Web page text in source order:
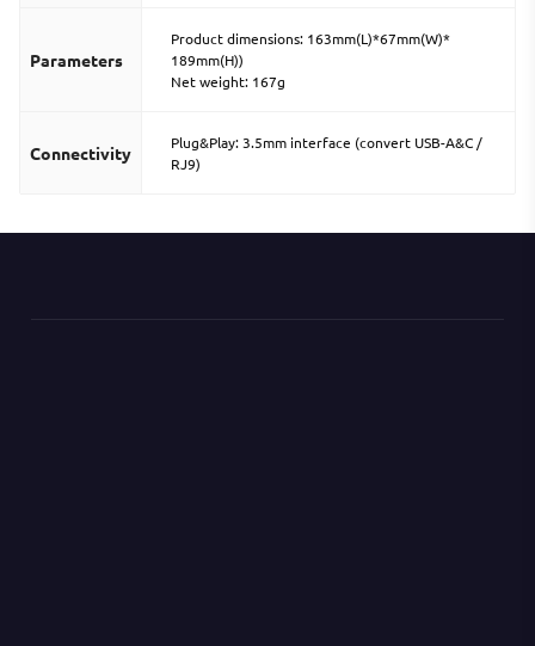
Parameters
Product dimensions: 163mm(L)*67mm(W)*
189mm(H))
Net weight: 167g
Connectivity
Plug&Play: 3.5mm interface (convert USB-A&C /
RJ9)